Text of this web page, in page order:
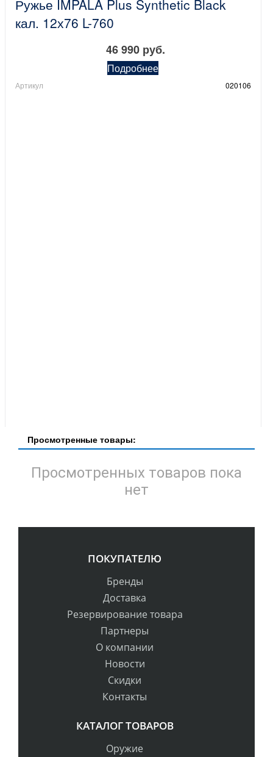
Ружье IMPALA Plus Synthetic Black
кал. 12х76 L-760
46 990 руб.
Подробнее
Артикул 020106
Просмотренные товары:
Просмотренных товаров пока
нет
ПОКУПАТЕЛЮ
Бренды
Доставка
Резервирование товара
Партнеры
О компании
Новости
Скидки
Контакты
КАТАЛОГ ТОВАРОВ
Оружие